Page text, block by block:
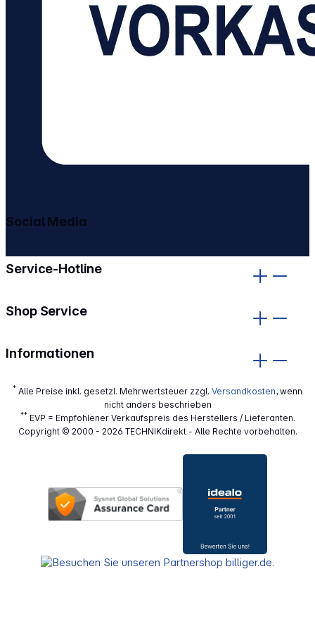
Service-Hotline
Shop Service
Informationen
Social Media
* Alle Preise inkl. gesetzl. Mehrwertsteuer zzgl. Versandkosten, wenn
nicht anders beschrieben
**EVP = Empfohlener Verkaufspreis des Herstellers / Lieferanten.
Copyright © 2000 - 2026 TECHNIKdirekt - Alle Rechte vorbehalten.